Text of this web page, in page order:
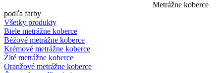
Metrážne koberce
podľa farby
Všetky produkty
Biele metrážne koberce
Béžové metrážne koberce
Krémové metrážne koberce
Žlté metrážne koberce
Oranžové metrážne koberce